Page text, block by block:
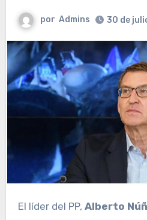
por Admins 30 de
El líder del PP, Alberto